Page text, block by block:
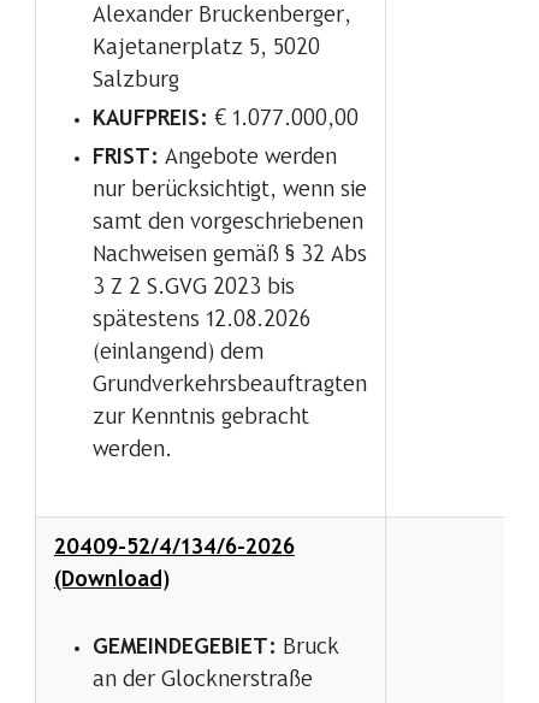
Alexander Bruckenberger,
Kajetanerplatz 5, 5020
Salzburg
KAUFPREIS: € 1.077.000,00
FRIST: Angebote werden
nur berücksichtigt, wenn sie
samt den vorgeschriebenen
Nachweisen gemäß § 32 Abs
3 Z 2 S.GVG 2023 bis
spätestens 12.08.2026
(einlangend) dem
Grundverkehrsbeauftragten
zur Kenntnis gebracht
werden.
20409-52/4/134/6-2026
(Download)
GEMEINDEGEBIET: Bruck
an der Glocknerstraße